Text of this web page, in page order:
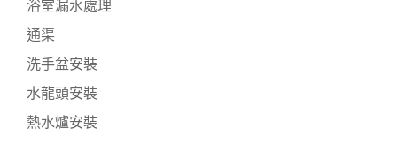
浴室漏水處理
通渠
洗手盆安裝
水龍頭安裝
熱水爐安裝